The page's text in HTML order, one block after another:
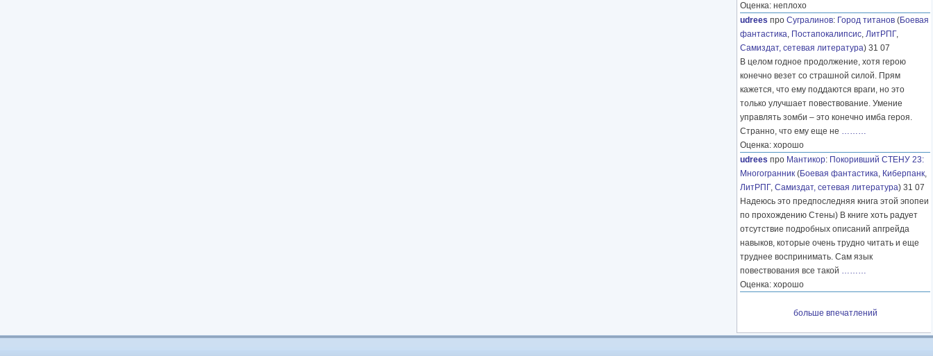
Оценка: неплохо
udrees про Сугралинов: Город титанов (Боевая
фантастика, Постапокалипсис, ЛитРПГ,
Самиздат, сетевая литература) 31 07
В целом годное продолжение, хотя герою
конечно везет со страшной силой. Прям
кажется, что ему поддаются враги, но это
только улучшает повествование. Умение
управлять зомби – это конечно имба героя.
Странно, что ему еще не ………
Оценка: хорошо
udrees про Мантикор: Покоривший СТЕНУ 23:
Многогранник (Боевая фантастика, Киберпанк,
ЛитРПГ, Самиздат, сетевая литература) 31 07
Надеюсь это предпоследняя книга этой эпопеи
по прохождению Стены) В книге хоть радует
отсутствие подробных описаний апгрейда
навыков, которые очень трудно читать и еще
труднее воспринимать. Сам язык
повествования все такой ………
Оценка: хорошо
больше впечатлений